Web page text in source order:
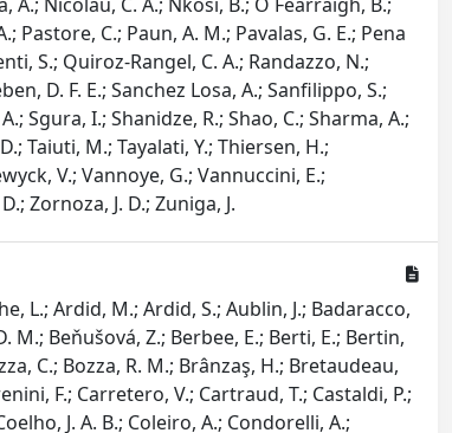
Pastore, C.; Paun, A. M.; Pavalas, G. E.; Pena
S.; Quiroz-Rangel, C. A.; Randazzo, N.;
D. F. E.; Sanchez Losa, A.; Sanfilippo, S.;
Sgura, I.; Shanidze, R.; Shao, C.; Sharma, A.;
Taiuti, M.; Tayalati, Y.; Thiersen, H.;
V.; Vannoye, G.; Vannuccini, E.;
Zornoza, J. D.; Zuniga, J.
L.; Ardid, M.; Ardid, S.; Aublin, J.; Badaracco,
M.; Beňušová, Z.; Berbee, E.; Berti, E.; Bertin,
C.; Bozza, R. M.; Brânzaş, H.; Bretaudeau,
F.; Carretero, V.; Cartraud, T.; Castaldi, P.;
J. A. B.; Coleiro, A.; Condorelli, A.;